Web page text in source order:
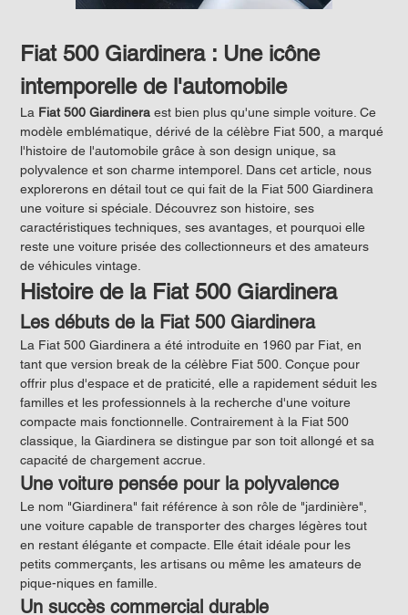
Fiat 500 Giardinera : Une icône
intemporelle de l'automobile
La Fiat 500 Giardinera est bien plus qu'une simple voiture. Ce
modèle emblématique, dérivé de la célèbre Fiat 500, a marqué
l'histoire de l'automobile grâce à son design unique, sa
polyvalence et son charme intemporel. Dans cet article, nous
explorerons en détail tout ce qui fait de la Fiat 500 Giardinera
une voiture si spéciale. Découvrez son histoire, ses
caractéristiques techniques, ses avantages, et pourquoi elle
reste une voiture prisée des collectionneurs et des amateurs
de véhicules vintage.
Histoire de la Fiat 500 Giardinera
Les débuts de la Fiat 500 Giardinera
La Fiat 500 Giardinera a été introduite en 1960 par Fiat, en
tant que version break de la célèbre Fiat 500. Conçue pour
offrir plus d'espace et de praticité, elle a rapidement séduit les
familles et les professionnels à la recherche d'une voiture
compacte mais fonctionnelle. Contrairement à la Fiat 500
classique, la Giardinera se distingue par son toit allongé et sa
capacité de chargement accrue.
Une voiture pensée pour la polyvalence
Le nom "Giardinera" fait référence à son rôle de "jardinière",
une voiture capable de transporter des charges légères tout
en restant élégante et compacte. Elle était idéale pour les
petits commerçants, les artisans ou même les amateurs de
pique-niques en famille.
Un succès commercial durable